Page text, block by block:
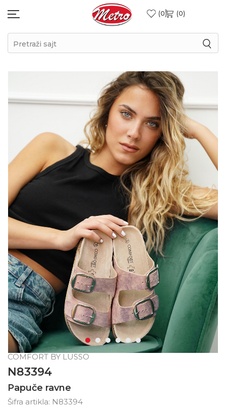
0 0
Pretraži sajt
COMFORT BY LUSSO
N83394
Papuče ravne
Šifra artikla: N83394